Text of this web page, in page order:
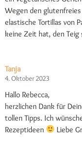
Wegen den
elastische Tortillas von
keine Zeit hat, den Teig
Tanja
4. Oktober 2023
Hallo Rebecca,
herzlichen Dank für
tollen Tipps. Ich
Rezeptideen
Liebe